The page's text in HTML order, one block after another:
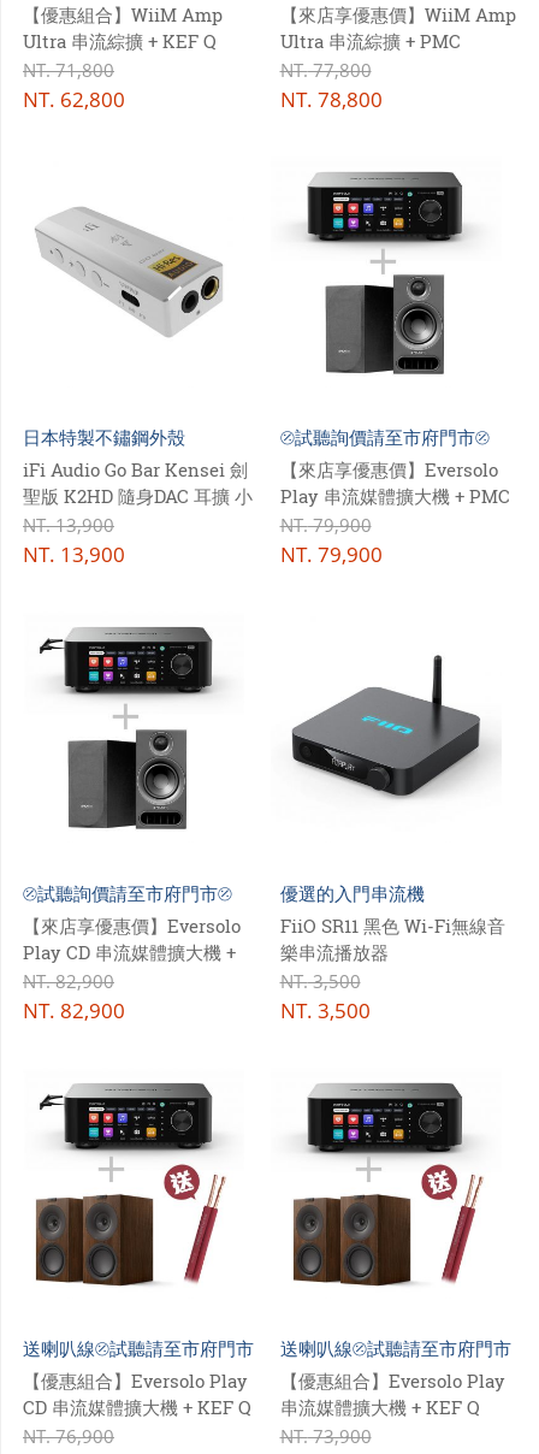
【優惠組合】WiiM Amp
Ultra 串流綜擴 + KEF Q
Concerto Meta 三音路書架
喇叭
NT.71,800
NT. 62,800
【來店享優惠價】WiiM Amp
Ultra 串流綜擴 + PMC
prodigy 1 書架揚聲器
NT.77,800
NT. 78,800
日本特製不鏽鋼外殼
iFi Audio Go Bar Kensei 劍
聖版 K2HD 隨身DAC 耳擴 小
尾巴
NT.13,900
NT. 13,900
⦼試聽詢價請至市府門市⦼
【來店享優惠價】Eversolo
Play 串流媒體擴大機 + PMC
prodigy 1 書架揚聲器
NT.79,900
NT. 79,900
⦼試聽詢價請至市府門市⦼
【來店享優惠價】Eversolo
Play CD 串流媒體擴大機 +
PMC prodigy 1 書架揚聲器
NT.82,900
NT. 82,900
優選的入門串流機
FiiO SR11 黑色 Wi-Fi無線音
樂串流播放器
NT.3,500
NT. 3,500
送喇叭線⦼試聽請至市府門市
【優惠組合】Eversolo Play
CD 串流媒體擴大機 + KEF Q
Concerto Meta 三音路書架
NT.76,900
送喇叭線⦼試聽請至市府門市
【優惠組合】Eversolo Play
串流媒體擴大機 + KEF Q
Concerto Meta 三音路書架
NT.73,900